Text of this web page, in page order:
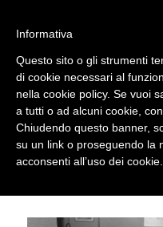
Camilla Malvasia
Concours de
accetta l'uso dei
Fai clic per
Google
OK
Informativa
Questo sito o gli strumenti
di cookie necessari al
nella cookie policy. Se vuoi
a tutti o ad alcuni cookie,
Chiudendo questo banner,
su un link o proseguendo la
acconsenti all’uso dei cookie.